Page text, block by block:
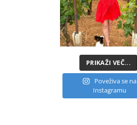
PRIKAŽI VEČ...
Poveživa se na
Instagramu